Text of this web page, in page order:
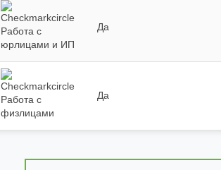
Работа с
юрлицами и ИП
Да
Работа с
физлицами
Да